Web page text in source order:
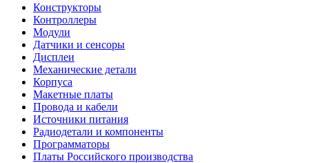
Конструкторы
Контроллеры
Модули
Датчики и сенсоры
Дисплеи
Механические детали
Корпуса
Макетные платы
Провода и кабели
Источники питания
Радиодетали и компоненты
Программаторы
Платы Российского производства